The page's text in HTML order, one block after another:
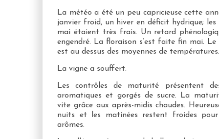
La météo a été un peu capricieuse cette
janvier froid, un hiver en déficit hydrique; les
mai étaient très frais. Un retard
engendré. La floraison s’est faite fin mai.
est au dessus des moyennes de températures.
La vigne a souffert.
Les contrôles de maturité présentent
aromatiques et gorgés de sucre. La
vite grâce aux après-midis chaudes.
nuits et les matinées restent froides pour
arômes.